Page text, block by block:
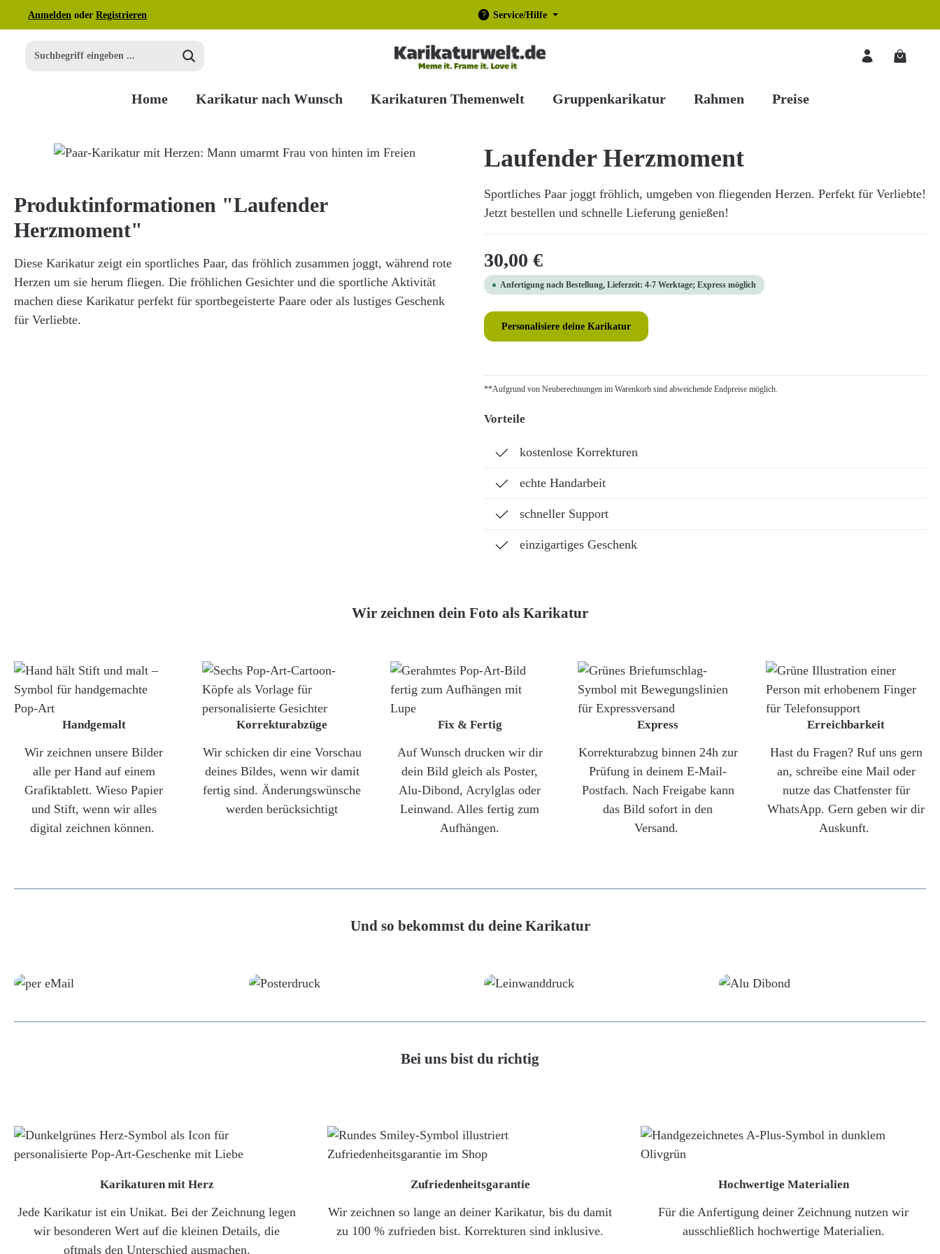
Hauptinhalt springen
Zur Suche springen
Zur Hauptnavigation springen
Anmelden oder Registrieren Service/Hilfe
Home Karikatur nach Wunsch Karikaturen Themenwelt Gruppenkarikatur Rahmen Preise
Bildergalerie überspringen Laufender Herzmoment
Sportliches Paar joggt fröhlich, umgeben von fliegenden Herzen. Perfekt für Verliebte!
Jetzt bestellen und schnelle Lieferung genießen!
Regulärer Preis:
30,00 €
Anfertigung nach Bestellung, Lieferzeit: 4-7 Werktage; Express möglich
Personalisiere deine Karikatur
**Aufgrund von Neuberechnungen im Warenkorb sind abweichende Endpreise möglich.
Vorteile
kostenlose Korrekturen
echte Handarbeit
schneller Support
einzigartiges Geschenk
Produktinformationen "Laufender
Herzmoment"
Diese Karikatur zeigt ein sportliches Paar, das fröhlich zusammen joggt, während rote
Herzen um sie herum fliegen. Die fröhlichen Gesichter und die sportliche Aktivität
machen diese Karikatur perfekt für sportbegeisterte Paare oder als lustiges Geschenk
für Verliebte.
Wir zeichnen dein Foto als Karikatur
Handgemalt
Wir zeichnen unsere Bilder
alle per Hand auf einem
Grafiktablett. Wieso Papier
und Stift, wenn wir alles
digital zeichnen können.
Korrekturabzüge
Wir schicken dir eine Vorschau
deines Bildes, wenn wir damit
fertig sind. Änderungswünsche
werden berücksichtigt
Fix & Fertig
Auf Wunsch drucken wir dir
dein Bild gleich als Poster,
Alu-Dibond, Acrylglas oder
Leinwand. Alles fertig zum
Aufhängen.
Express
Korrekturabzug binnen 24h zur
Prüfung in deinem E-Mail-
Postfach. Nach Freigabe kann
das Bild sofort in den
Versand.
Erreichbarkeit
Hast du Fragen? Ruf uns gern
an, schreibe eine Mail oder
nutze das Chatfenster für
WhatsApp. Gern geben wir dir
Auskunft.
Und so bekommst du deine Karikatur
Bei uns bist du richtig
Karikaturen mit Herz
Jede Karikatur ist ein Unikat. Bei der Zeichnung legen
wir besonderen Wert auf die kleinen Details, die
oftmals den Unterschied ausmachen.
Zufriedenheitsgarantie
Wir zeichnen so lange an deiner Karikatur, bis du damit
zu 100 % zufrieden bist. Korrekturen sind inklusive.
Hochwertige Materialien
Für die Anfertigung deiner Zeichnung nutzen wir
ausschließlich hochwertige Materialien.